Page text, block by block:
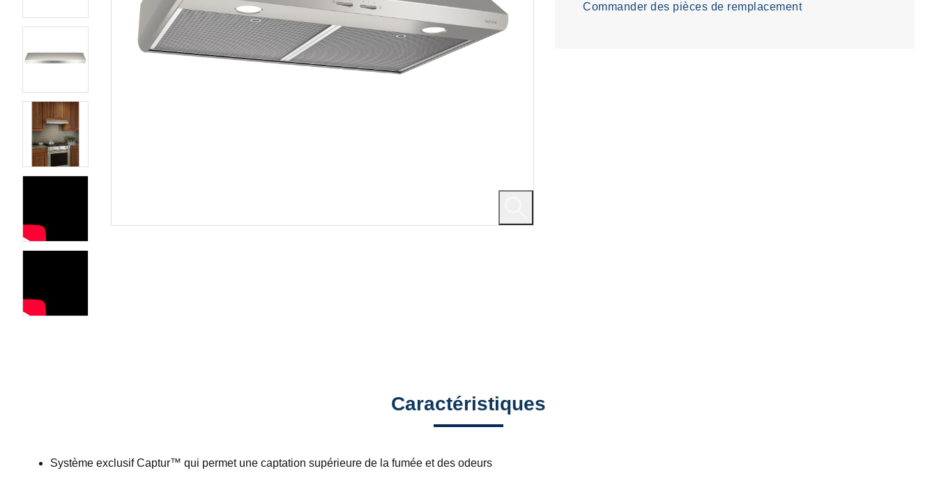
Commander des pièces de remplacement
Caractéristiques
Système exclusif Captur™ qui permet une captation supérieure de la fumée et des odeurs